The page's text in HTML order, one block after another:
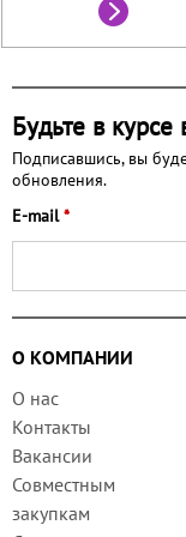
Будьте в
Подписавшись, вы
обновления.
E-mail*
О КОМПАНИИ
О нас
Контакты
Вакансии
Совместным
закупкам